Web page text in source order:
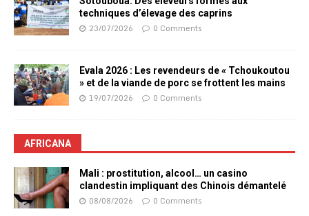
techniques d’élevage des caprins
23/07/2026 0 Comments
Evala 2026 : Les revendeurs de « Tchoukoutou
» et de la viande de porc se frottent les mains
19/07/2026 0 Comments
AFRICANA
Mali : prostitution, alcool… un casino
clandestin impliquant des Chinois démantelé
08/08/2026 0 Comments